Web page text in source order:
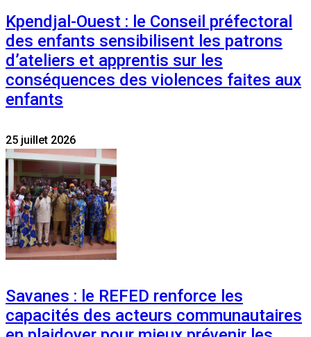
Kpendjal-Ouest : le Conseil préfectoral
des enfants sensibilisent les patrons
d’ateliers et apprentis sur les
conséquences des violences faites aux
enfants
25 juillet 2026
Savanes : le REFED renforce les
capacités des acteurs communautaires